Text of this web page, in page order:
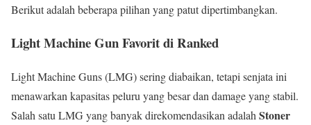
Berikut adalah beberapa pilihan yang patut dipertimbangkan.
Light Machine Gun Favorit di Ranked
Light Machine Guns (LMG) sering diabaikan, tetapi senjata ini
menawarkan kapasitas peluru yang besar dan damage yang stabil.
Salah satu LMG yang banyak direkomendasikan adalah Stoner